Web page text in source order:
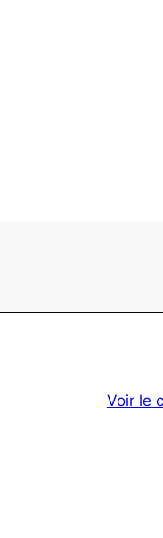
Voir le